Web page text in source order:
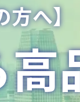
へ】